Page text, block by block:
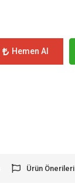
Hemen Al
Ürün Önerileri